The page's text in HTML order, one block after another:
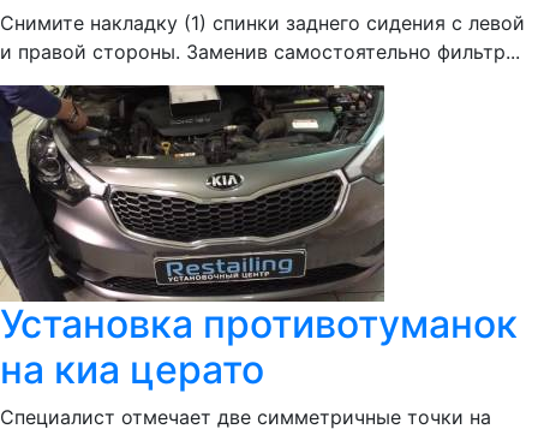
Снимите накладку (1) спинки заднего сидения с левой
и правой стороны. Заменив самостоятельно фильтр...
Установка противотуманок
на киа церато
Специалист отмечает две симметричные точки на